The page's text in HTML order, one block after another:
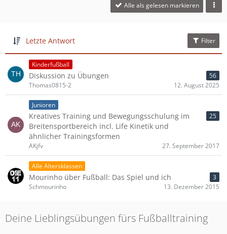
Alle als gelesen markieren
Letzte Antwort Filter
Kinderfußball
Diskussion zu Übungen
56
Thomas0815-2
12. August 2025
Junioren
Kreatives Training und Bewegungsschulung im
Breitensportbereich incl. Life Kinetik und
ähnlicher Trainingsformen
25
AKjfv 27. September 2017
Alle Altersklassen
Mourinho über Fußball: Das Spiel und ich
3
Schmourinho
13. Dezember 2015
Deine Lieblingsübungen fürs Fußballtraining